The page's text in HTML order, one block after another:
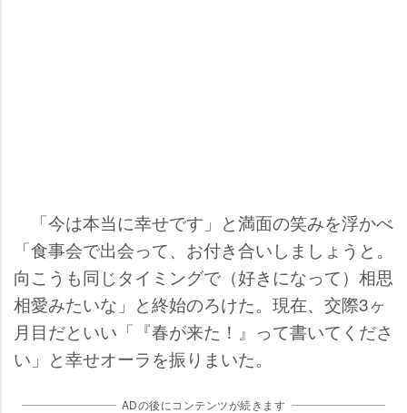
「今は本当に幸せです」と満面の笑みを浮かべ
「食事会で出会って、お付き合いしましょうと。
向こうも同じタイミングで（好きになって）相思
相愛みたいな」と終始のろけた。現在、交際3ヶ
月目だといい「『春が来た！』って書いてくださ
い」と幸せオーラを振りまいた。
ADの後にコンテンツが続きます